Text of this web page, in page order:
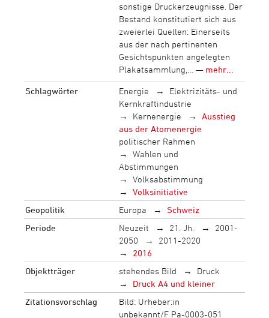
sonstige Druckerzeugnisse. Der
Bestand konstitutiert sich aus
zweierlei Quellen: Einerseits
aus der nach pertinenten
Gesichtspunkten angelegten
Plakatsammlung,… — mehr...
Schlagwörter Energie
Elektrizitäts- und
Kernkraftindustrie
Kernenergie
Ausstieg
aus der Atomenergie
politischer Rahmen
Wahlen und
Abstimmungen
Volksabstimmung
Volksinitiative
Geopolitik
Europa
Schweiz
Periode
Neuzeit 21. Jh.
2001-
2050
2011-2020
2016
Objektträger
stehendes Bild
Druck
Druck A4 und kleiner
Zitationsvorschlag
Bild: Urheber:in
unbekannt/F Pa-0003-051